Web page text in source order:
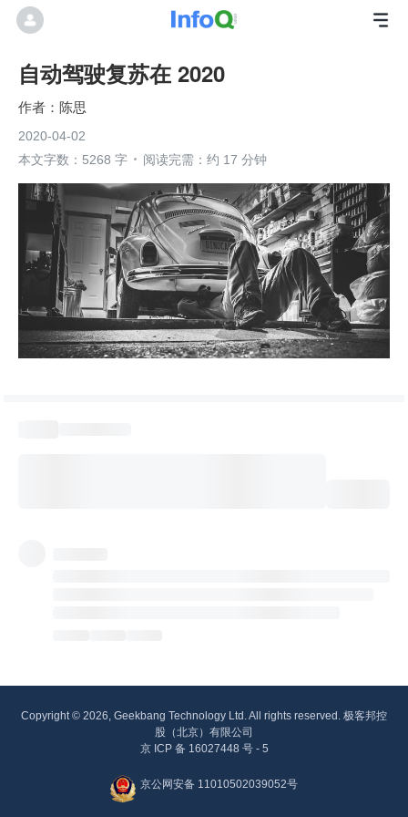
自动驾驶复苏在 2020
陈思
2020-04-02
本文字数：5268 字
阅读完需：约 17 分钟
Copyright © 2026, Geekbang Technology Ltd. All rights reserved. 极客邦控
股（北京）有限公司
京 ICP 备 16027448 号 - 5
京公网安备 11010502039052号